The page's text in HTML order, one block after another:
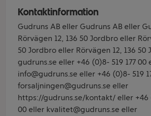
Kontaktinformation
Gudruns AB eller Gudruns AB eller
Rörvägen 12, 136 50 Jordbro eller
50 Jordbro eller Rörvägen 12, 136 50
gudruns.se eller +46 (0)8- 519 177 00
info@gudruns.se eller +46 (0)8- 519
forsaljningen@gudruns.se eller
https://gudruns.se/kontakt/ eller +46
00 eller kvalitet@gudruns.se eller